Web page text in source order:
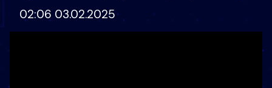
02:06 03.02.2025